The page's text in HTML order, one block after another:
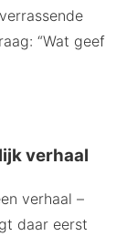
“Wat geef
verhaal
verhaal –
daar eerst